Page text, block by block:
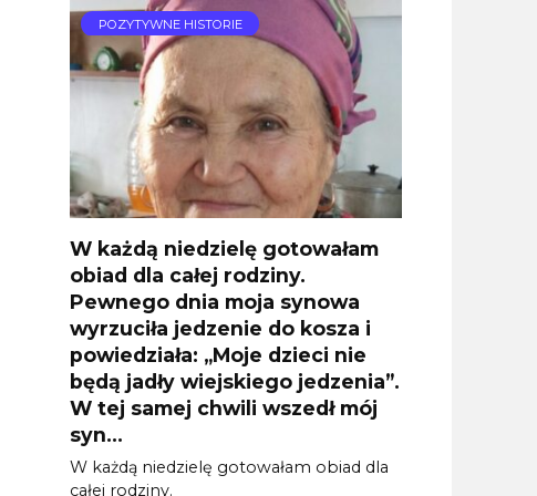
POZYTYWNE HISTORIE
W każdą niedzielę gotowałam
obiad dla całej rodziny.
Pewnego dnia moja synowa
wyrzuciła jedzenie do kosza i
powiedziała: „Moje dzieci nie
będą jadły wiejskiego jedzenia”.
W tej samej chwili wszedł mój
syn…
W każdą niedzielę gotowałam obiad dla
całej rodziny.